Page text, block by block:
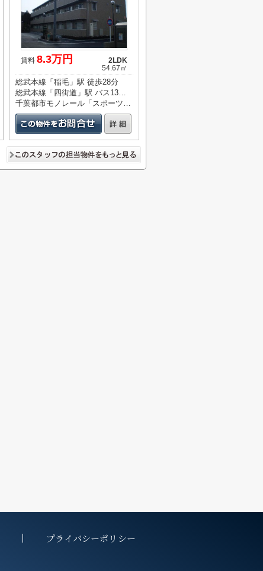
賃料 8.3万円
2LDK
54.67㎡
総武本線「稲毛」駅 徒歩28分
総武本線「四街道」駅 バス13分 「観音前バス」 停歩6分
千葉都市モノレール「スポーツセンター」駅 徒歩24分
プライバシーポリシー